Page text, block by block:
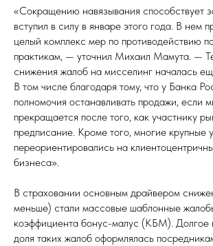
«Сокращению навязывания способствует
вступил в силу в январе этого года. В нем
целый комплекс мер по противодействию
практикам, — уточнил Михаил Мамута. —
снижения жалоб на мисселинг началась
В том числе благодаря тому, что у Банка
полномочия останавливать продажи, если
прекращается после того, как участнику
предписание. Кроме того, многие крупные
переориентировались на
бизнеса».
В страховании основным драйвером
меньше) стали массовые шаблонные
коэффициента бонус-малус (КБМ). Долгое
доля таких жалоб оформлялась